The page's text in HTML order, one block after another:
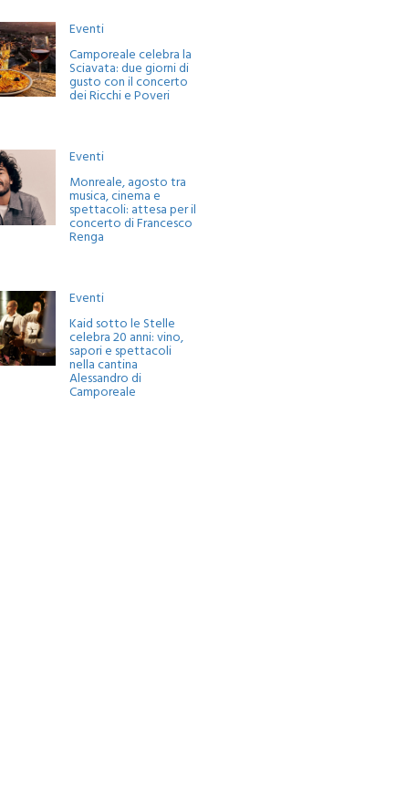
Eventi
Camporeale celebra la
Sciavata: due giorni di
gusto con il concerto
dei Ricchi e Poveri
Eventi
Monreale, agosto tra
musica, cinema e
spettacoli: attesa per il
concerto di Francesco
Renga
Eventi
Kaid sotto le Stelle
celebra 20 anni: vino,
sapori e spettacoli
nella cantina
Alessandro di
Camporeale